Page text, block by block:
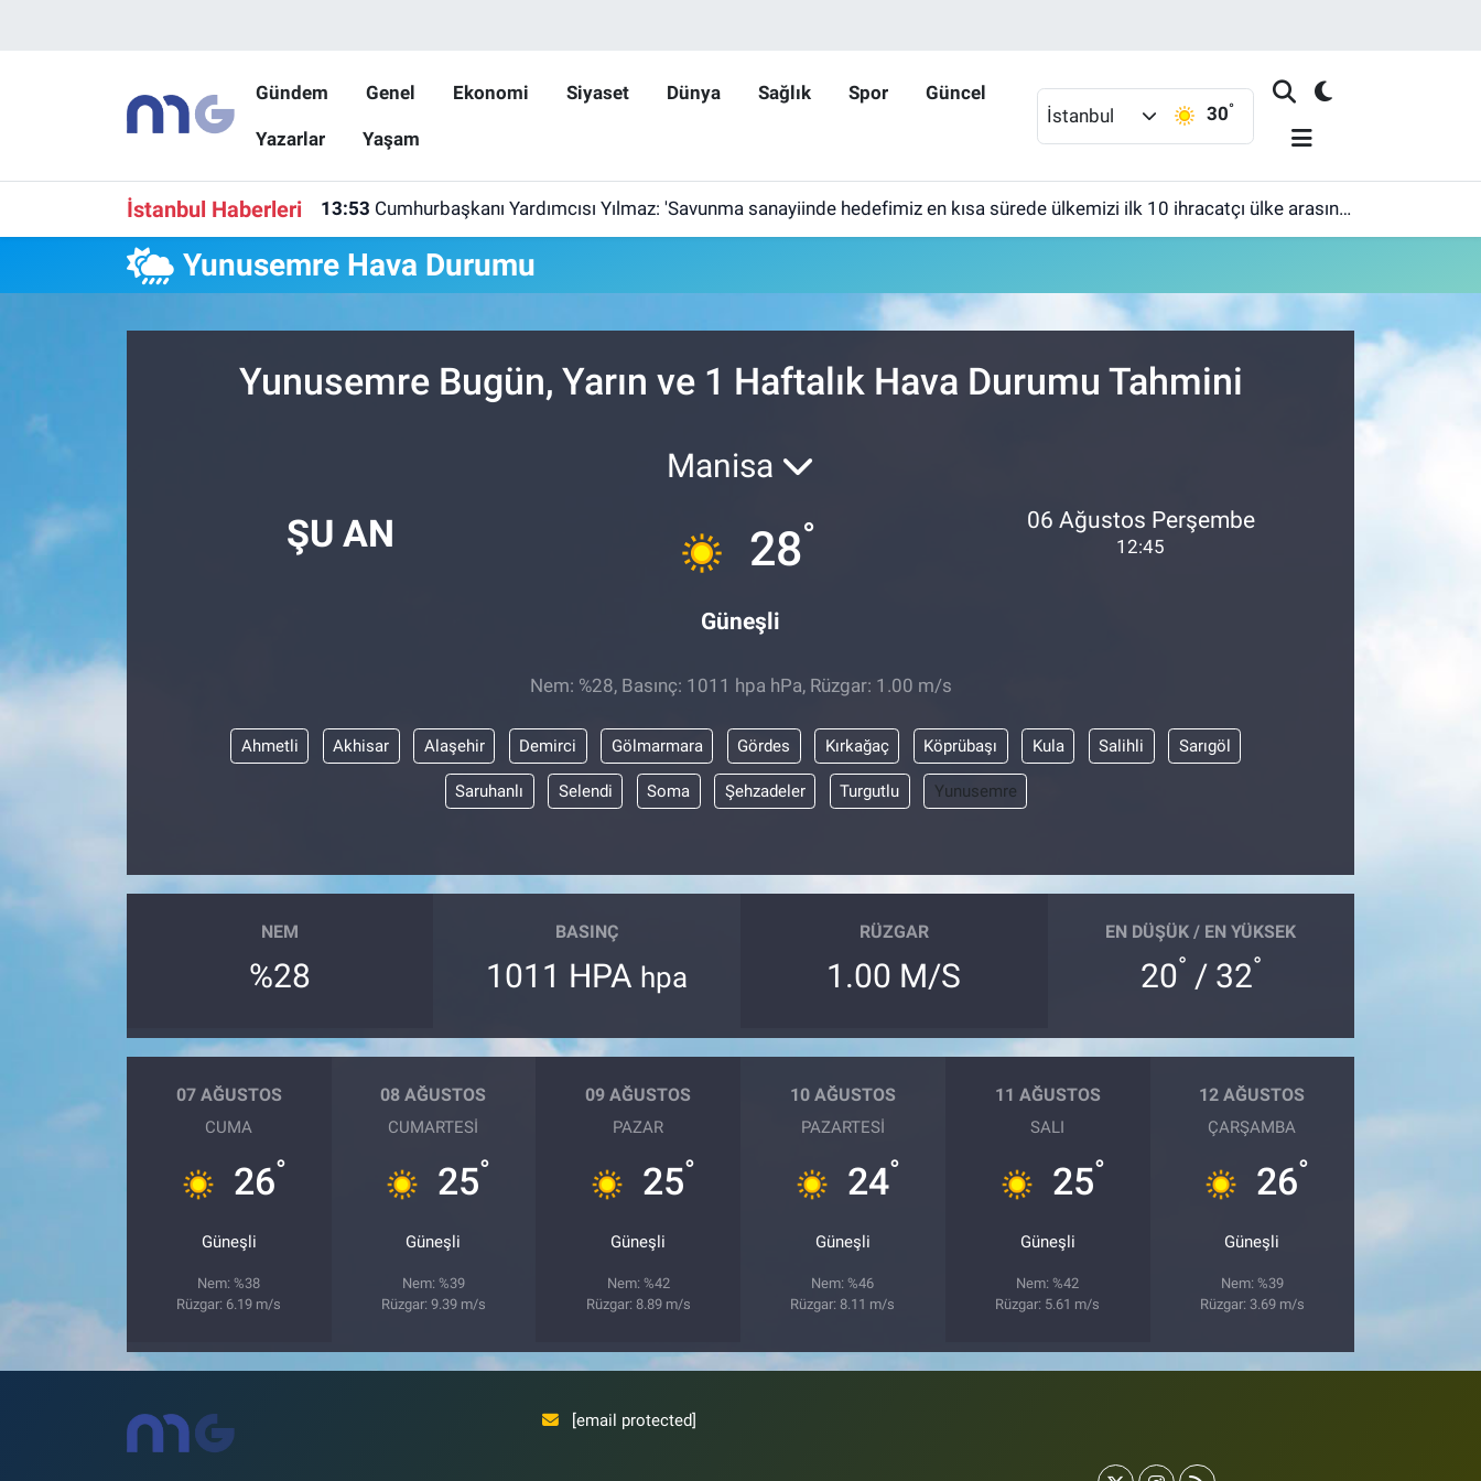
Gündem Genel Ekonomi Siyaset Dünya Sağlık Spor Güncel
Yazarlar Yaşam
İstanbul 30°
İstanbul Haberleri 13:53 Cumhurbaşkanı Yardımcısı Yılmaz: 'Savunma sanayiinde hedefimiz en kısa sürede ülkemizi ilk 10 ihracatçı ülke arasına sokmak'
Yunusemre Hava Durumu
Yunusemre Bugün, Yarın ve 1 Haftalık Hava Durumu Tahmini
ŞU AN
Manisa
28°
Güneşli
06 Ağustos Perşembe
12:45
Nem: %28, Basınç: 1011 hpa hPa, Rüzgar: 1.00 m/s
Ahmetli Akhisar Alaşehir Demirci Gölmarmara Gördes Kırkağaç Köprübaşı Kula Salihli Sarıgöl
Saruhanlı Selendi Soma Şehzadeler Turgutlu Yunusemre
NEM
%28
BASINÇ
1011 HPA hpa
RÜZGAR
1.00 M/S
EN DÜŞÜK / EN YÜKSEK
20° / 32°
07 AĞUSTOS
CUMA
26°
Güneşli
Nem: %38
Rüzgar: 6.19 m/s
08 AĞUSTOS
CUMARTESI
25°
Güneşli
Nem: %39
Rüzgar: 9.39 m/s
09 AĞUSTOS
PAZAR
25°
Güneşli
Nem: %42
Rüzgar: 8.89 m/s
10 AĞUSTOS
PAZARTESI
24°
Güneşli
Nem: %46
Rüzgar: 8.11 m/s
11 AĞUSTOS
SALI
25°
Güneşli
Nem: %42
Rüzgar: 5.61 m/s
12 AĞUSTOS
ÇARŞAMBA
26°
Güneşli
Nem: %39
Rüzgar: 3.69 m/s
[email protected]
Hava Durumu
İstanbul Namaz Vakitleri
Trafik Durumu